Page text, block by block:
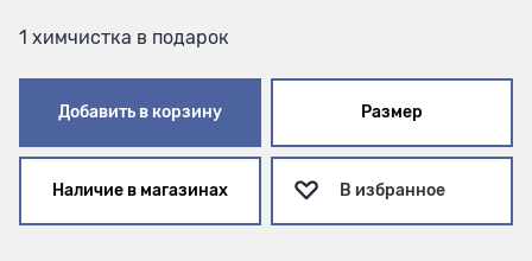
1 химчистка в подарок
Добавить в корзину Размер
Наличие в магазинах В избранное